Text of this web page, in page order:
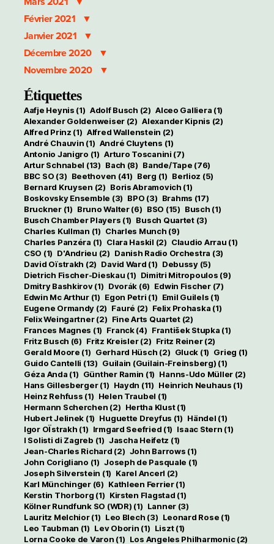
Février 2021
Janvier 2021
Décembre 2020
Novembre 2020
Étiquettes
Aafje Heynis (1) Adolf Busch (2) Alceo Galliera (1)
Alexander Goldenweiser (2) Alexander Kipnis (2)
Alfred Prinz (1) Alfred Wallenstein (2)
André Chauvin (1) André Cluytens (1)
Antonio Janigro (1) Arturo Toscanini (7)
Artur Schnabel (13) Bach (8) Bande/Tape (76)
BBC SO (3) Beethoven (41) Berg (1) Berlioz (5)
Bernard Kruysen (2) Boris Abramovich (1)
Boskovsky Ensemble (3) BPO (3) Brahms (17)
Bruckner(1) Bruno Walter(6) BSO (15) Busch (1)
Busch Chamber Players (1) Busch Quartet(3)
Charles Kullman (1) Charles Munch (9)
Charles Panzéra (1) Clara Haskil (2) Claudio Arrau (1)
CSO (1) D'Andrieu (2) Danish Radio Orchestra (3)
David Oïstrakh (2) David Ward (1) Debussy(5)
Dietrich Fischer-Dieskau (1) Dimitri Mitropoulos (9)
Dmitry Bashkirov(1) Dvorák (6) Edwin Fischer(7)
Edwin Mc Arthur(1) Egon Petri (1) Emil Guilels (1)
Eugene Ormandy (2) Fauré (2) Felix Prohaska (1)
Felix Weingartner(2) Fine Arts Quartet(2)
Frances Magnes (1) Franck(4) František Stupka (1)
Fritz Busch (6) Fritz Kreisler(2) Fritz Reiner(2)
Gerald Moore (1) Gerhard Hüsch (2) Gluck (1) Grieg (1)
Guido Cantelli (13) Guilain (Guilain-Freinsberg) (1)
Géza Anda (1) Günther Ramin (1) Hanns-Udo Müller (2)
Hans Gillesberger(1) Haydn (11) Heinrich Neuhaus (1)
Heinz Rehfuss (1) Helen Traubel (1)
Hermann Scherchen (2) Hertha Klust(1)
Hubert Jelinek (1) Huguette Dreyfus (1) Händel (1)
Igor OÏstrakh (1) Irmgard Seefried (1) Isaac Stern (1)
I Solisti di Zagreb (1) Jascha Heifetz (1)
Jean-Charles Richard (2) John Barrows (1)
John Corigliano (1) Joseph de Pasquale (1)
Joseph Silverstein (1) Karel Ancerl (2)
Karl Münchinger(6) Kathleen Ferrier(1)
Kerstin Thorborg (1) Kirsten Flagstad (1)
Kölner Rundfunk SO (WDR) (1) Lanner (3)
Lauritz Melchior(1) Leo Blech (3) Leonard Rose (1)
Leo Taubman (1) Lev Oborin (1) Liszt(1)
Lorna Cooke de Varon (1) Los Angeles Philharmonic(2)